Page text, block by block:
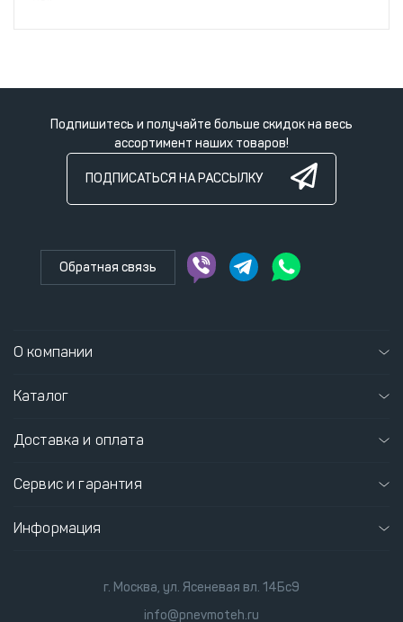
Подпишитесь и получайте больше скидок на весь
ассортимент наших товаров!
ПОДПИСАТЬСЯ НА РАССЫЛКУ
Обратная связь
О компании
Каталог
Доставка и оплата
Сервис и гарантия
Информация
г. Москва, ул. Ясеневая вл. 14Бс9
info@pnevmoteh.ru